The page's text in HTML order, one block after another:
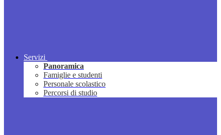
Servizi
Panoramica
Famiglie e studenti
Personale scolastico
Percorsi di studio